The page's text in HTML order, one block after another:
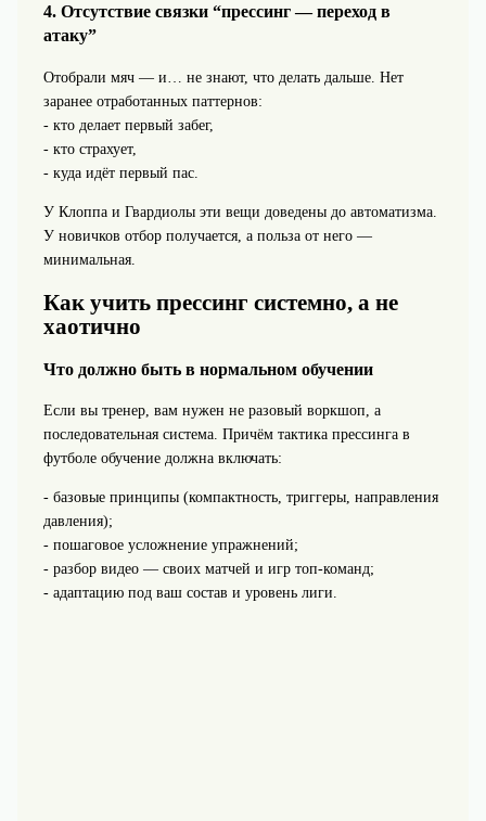
4. Отсутствие связки “прессинг — переход в
атаку”
Отобрали мяч — и… не знают, что делать дальше. Нет
заранее отработанных паттернов:
- кто делает первый забег,
- кто страхует,
- куда идёт первый пас.
У Клоппа и Гвардиолы эти вещи доведены до автоматизма.
У новичков отбор получается, а польза от него —
минимальная.
Как учить прессинг системно, а не
хаотично
Что должно быть в нормальном обучении
Если вы тренер, вам нужен не разовый воркшоп, а
последовательная система. Причём тактика прессинга в
футболе обучение должна включать:
- базовые принципы (компактность, триггеры, направления
давления);
- пошаговое усложнение упражнений;
- разбор видео — своих матчей и игр топ-команд;
- адаптацию под ваш состав и уровень лиги.